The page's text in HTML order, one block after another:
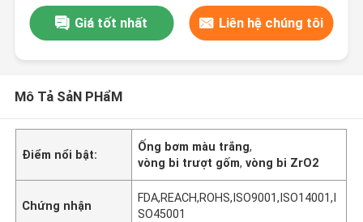
Giá tốt nhất Liên hệ chúng tôi
Mô Tả SảN PHẩM
Điểm nổi bật:
Ống bơm màu trắng,
vòng bi trượt gốm,vòng bi ZrO2
Chứng nhận
FDA,REACH,ROHS,ISO9001,ISO14001,I
SO45001